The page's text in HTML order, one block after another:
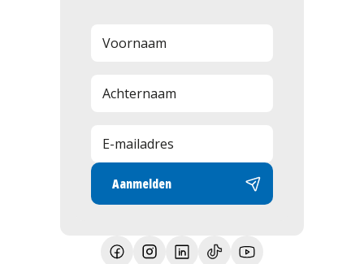
Aanmelden